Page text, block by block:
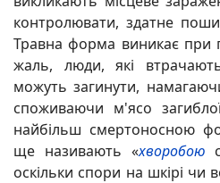
контролювати, здатне
Травна форма виникає при
жаль, люди, які
можуть загинути,
споживаючи м'ясо
найбільш смертоносною
ще називають «хворобою
оскільки спори на шкірі чи